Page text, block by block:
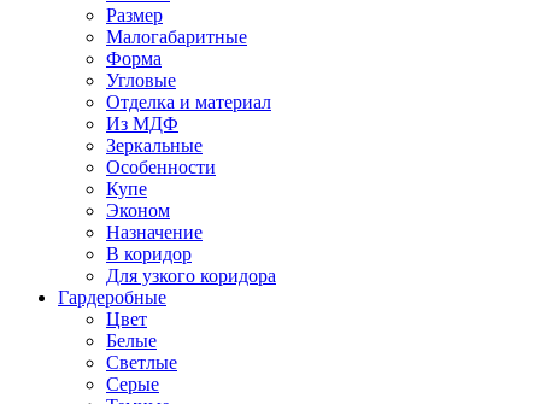
Размер
Малогабаритные
Форма
Угловые
Отделка и материал
Из МДФ
Зеркальные
Особенности
Купе
Эконом
Назначение
В коридор
Для узкого коридора
Гардеробные
Цвет
Белые
Светлые
Серые